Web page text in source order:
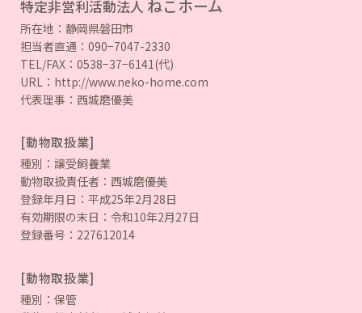
特定非営利活動法人 ねこホーム
所在地：静岡県磐田市
担当者直通：090−7047-2330
TEL/FAX：0538−37−6141(代)
URL：http://www.neko-home.com
代表理事：西城磨優美
[動物取扱業]
種別：譲受飼養業
動物取扱責任者：西城磨優美
登録年月日：平成25年2月28日
有効期限の末日：令和10年2月27日
登録番号：227612014
[動物取扱業]
種別：保管